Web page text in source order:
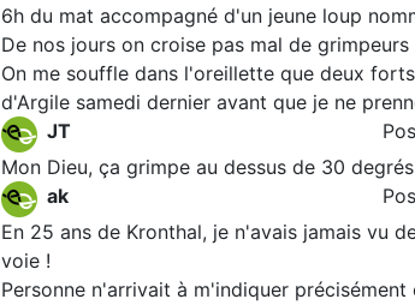
6h du mat accompagné d'un jeune loup
De nos jours on croise pas mal de grimpeurs
On me souffle dans l'oreillette que deux
d'Argile samedi dernier avant que je ne
JT
Mon Dieu, ça grimpe au dessus de 30
ak
En 25 ans de Kronthal, je n'avais jamais vu
voie !
Personne n'arrivait à m'indiquer